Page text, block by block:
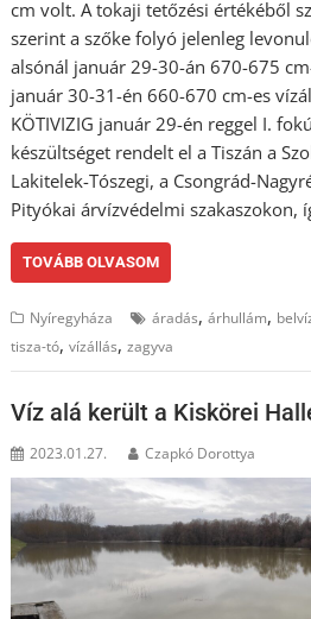
cm volt. A tokaji tetőzési értékéből
szerint a szőke folyó jelenleg
alsónál január 29-30-án 670-675
január 30-31-én 660-670 cm-es
KÖTIVIZIG január 29-én reggel I.
készültséget rendelt el a Tiszán a
Lakitelek-Tószegi, a Csongrád-
Pityókai árvízvédelmi szakaszokon,
TOVÁBB OLVASOM
Nyíregyháza áradás,árhullám,
tisza-tó,vízállás,zagyva
Víz alá került a Kiskörei
2023.01.27. Czapkó Dorottya